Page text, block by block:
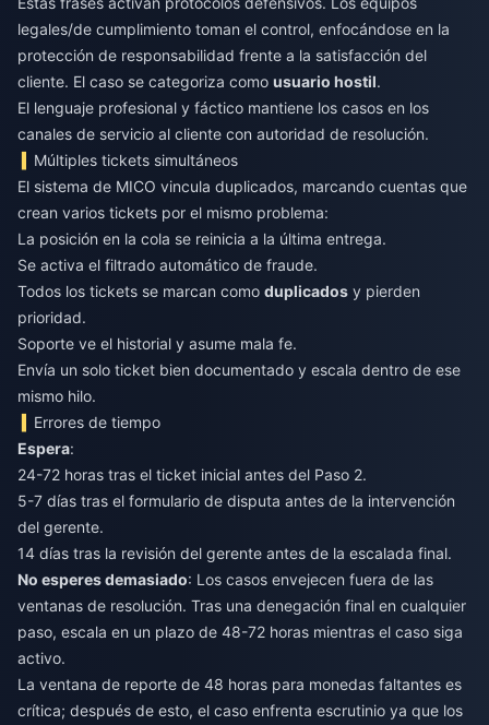
legales/de cumplimiento toman el control, enfocándose en la
protección de responsabilidad frente a la satisfacción del
cliente. El caso se categoriza como usuario hostil.
El lenguaje profesional y fáctico mantiene los casos en los
canales de servicio al cliente con autoridad de resolución.
Múltiples tickets simultáneos
El sistema de MICO vincula duplicados, marcando cuentas que
crean varios tickets por el mismo problema:
La posición en la cola se reinicia a la última entrega.
Se activa el filtrado automático de fraude.
Todos los tickets se marcan como duplicados y pierden
prioridad.
Soporte ve el historial y asume mala fe.
Envía un solo ticket bien documentado y escala dentro de ese
mismo hilo.
Errores de tiempo
Espera:
24-72 horas tras el ticket inicial antes del Paso 2.
5-7 días tras el formulario de disputa antes de la intervención
del gerente.
14 días tras la revisión del gerente antes de la escalada final.
No esperes demasiado: Los casos envejecen fuera de las
ventanas de resolución. Tras una denegación final en cualquier
paso, escala en un plazo de 48-72 horas mientras el caso siga
activo.
La ventana de reporte de 48 horas para monedas faltantes es
crítica; después de esto, el caso enfrenta escrutinio ya que los